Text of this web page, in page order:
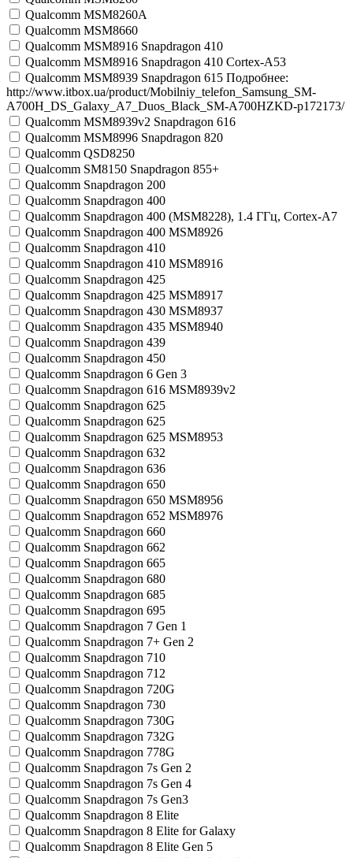
Qualcomm MSM8260A
Qualcomm MSM8660
Qualcomm MSM8916 Snapdragon 410
Qualcomm MSM8916 Snapdragon 410 Cortex-A53
Qualcomm MSM8939 Snapdragon 615 Подробнее:
http://www.itbox.ua/product/Mobilniy_telefon_Samsung_SM-
A700H_DS_Galaxy_A7_Duos_Black_SM-A700HZKD-p172173/
Qualcomm MSM8939v2 Snapdragon 616
Qualcomm MSM8996 Snapdragon 820
Qualcomm QSD8250
Qualcomm SM8150 Snapdragon 855+
Qualcomm Snapdragon 200
Qualcomm Snapdragon 400
Qualcomm Snapdragon 400 (MSM8228), 1.4 ГГц, Cortex-A7
Qualcomm Snapdragon 400 MSM8926
Qualcomm Snapdragon 410
Qualcomm Snapdragon 410 MSM8916
Qualcomm Snapdragon 425
Qualcomm Snapdragon 425 MSM8917
Qualcomm Snapdragon 430 MSM8937
Qualcomm Snapdragon 435 MSM8940
Qualcomm Snapdragon 439
Qualcomm Snapdragon 450
Qualcomm Snapdragon 6 Gen 3
Qualcomm Snapdragon 616 MSM8939v2
Qualcomm Snapdragon 625
Qualcomm Snapdragon 625
Qualcomm Snapdragon 625 MSM8953
Qualcomm Snapdragon 632
Qualcomm Snapdragon 636
Qualcomm Snapdragon 650
Qualcomm Snapdragon 650 MSM8956
Qualcomm Snapdragon 652 MSM8976
Qualcomm Snapdragon 660
Qualcomm Snapdragon 662
Qualcomm Snapdragon 665
Qualcomm Snapdragon 680
Qualcomm Snapdragon 685
Qualcomm Snapdragon 695
Qualcomm Snapdragon 7 Gen 1
Qualcomm Snapdragon 7+ Gen 2
Qualcomm Snapdragon 710
Qualcomm Snapdragon 712
Qualcomm Snapdragon 720G
Qualcomm Snapdragon 730
Qualcomm Snapdragon 730G
Qualcomm Snapdragon 732G
Qualcomm Snapdragon 778G
Qualcomm Snapdragon 7s Gen 2
Qualcomm Snapdragon 7s Gen 4
Qualcomm Snapdragon 7s Gen3
Qualcomm Snapdragon 8 Elite
Qualcomm Snapdragon 8 Elite for Galaxy
Qualcomm Snapdragon 8 Elite Gen 5